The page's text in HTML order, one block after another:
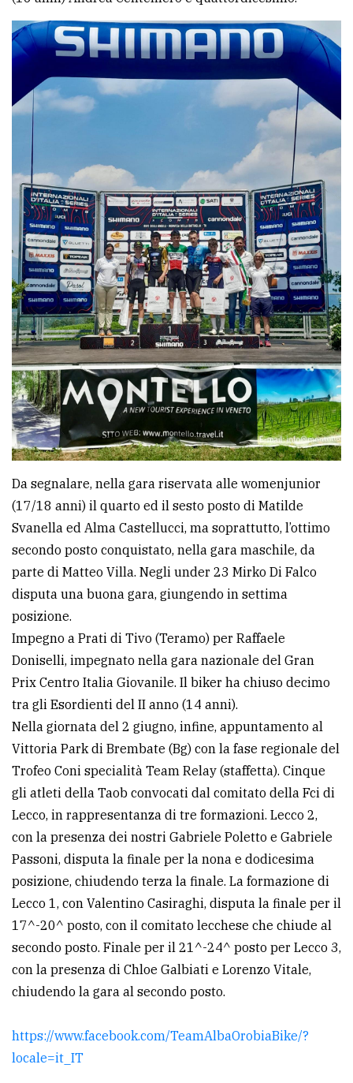
Da segnalare, nella gara riservata alle womenjunior
(17/18 anni) il quarto ed il sesto posto di Matilde
Svanella ed Alma Castellucci, ma soprattutto, l’ottimo
secondo posto conquistato, nella gara maschile, da
parte di Matteo Villa. Negli under 23 Mirko Di Falco
disputa una buona gara, giungendo in settima
posizione.
Impegno a Prati di Tivo (Teramo) per Raffaele
Doniselli, impegnato nella gara nazionale del Gran
Prix Centro Italia Giovanile. Il biker ha chiuso decimo
tra gli Esordienti del II anno (14 anni).
Nella giornata del 2 giugno, infine, appuntamento al
Vittoria Park di Brembate (Bg) con la fase regionale del
Trofeo Coni specialità Team Relay (staffetta). Cinque
gli atleti della Taob convocati dal comitato della Fci di
Lecco, in rappresentanza di tre formazioni. Lecco 2,
con la presenza dei nostri Gabriele Poletto e Gabriele
Passoni, disputa la finale per la nona e dodicesima
posizione, chiudendo terza la finale. La formazione di
Lecco 1, con Valentino Casiraghi, disputa la finale per il
17^-20^ posto, con il comitato lecchese che chiude al
secondo posto. Finale per il 21^-24^ posto per Lecco 3,
con la presenza di Chloe Galbiati e Lorenzo Vitale,
chiudendo la gara al secondo posto.
https://www.facebook.com/TeamAlbaOrobiaBike/?
locale=it_IT